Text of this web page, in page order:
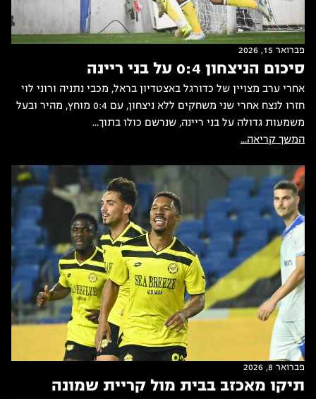
פברואר 15, 2026
סיכום הניצחון 0:4 על בני ריינה
אחרי ערב מצויין של כדורגל באצטדיון בראל, מכבי נתניה ורוני לוי
חזרו לנצח אחרי שני משחקים ללא ניצחון, עם 0:4 מוחץ, מהיר ובעל
משמעות גדולה על בני ריינה, שנרשם כולו בתוך...
המשך קריאה...
פברואר 8, 2026
תיקו מאכזב בבית מול קריית שמונה